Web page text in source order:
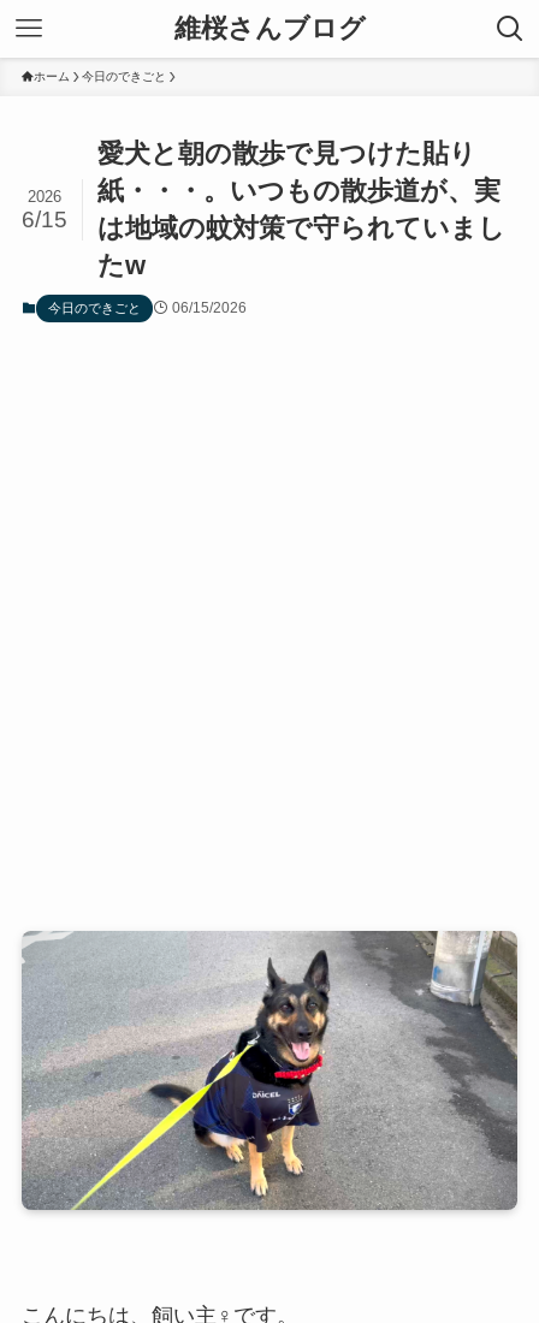
維桜さんブログ
ホーム 今日のできごと
愛犬と朝の散歩で見つけた貼り
紙・・・。いつもの散歩道が、実
は地域の蚊対策で守られていまし
たw
2026
6/15
今日のできごと 06/15/2026
こんにちは、飼い主♀です。